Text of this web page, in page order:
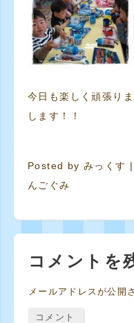
今日も楽しく頑張り
します！！
Posted byみっくす |
んごぐみ
コメントを
メールアドレスが公開
コメント